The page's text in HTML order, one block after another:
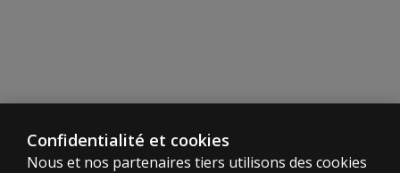
Confidentialité et cookies
Nous et nos partenaires tiers utilisons des cookies